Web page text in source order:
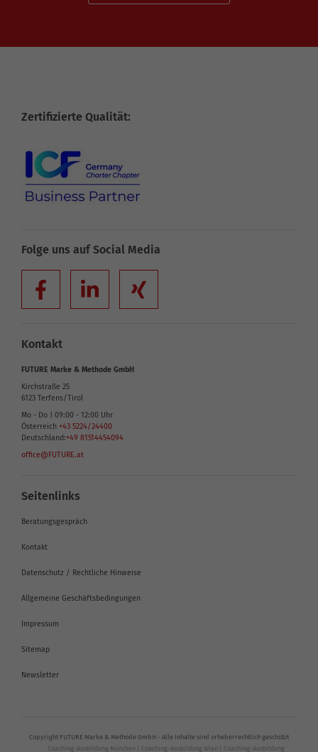
Zertifizierte Qualität:
Folge uns auf Social Media
Kontakt
FUTURE Marke & Methode GmbH
Kirchstraße 25
6123 Terfens/Tirol
Mo - Do | 09:00 - 12:00 Uhr
Österreich +43 5224/24400
Deutschland:+49 81514454094
office@FUTURE.at
Seitenlinks
Beratungsgespräch
Kontakt
Datenschutz / Rechtliche Hinweise
Allgemeine Geschäftsbedingungen
Impressum
Sitemap
Newsletter
Copyright FUTURE Marke & Methode GmbH - Alle Inhalte sind urheberrechtlich geschützt
Coaching-Ausbildung München Coaching-Ausbildung Wien Coaching-Ausbildung